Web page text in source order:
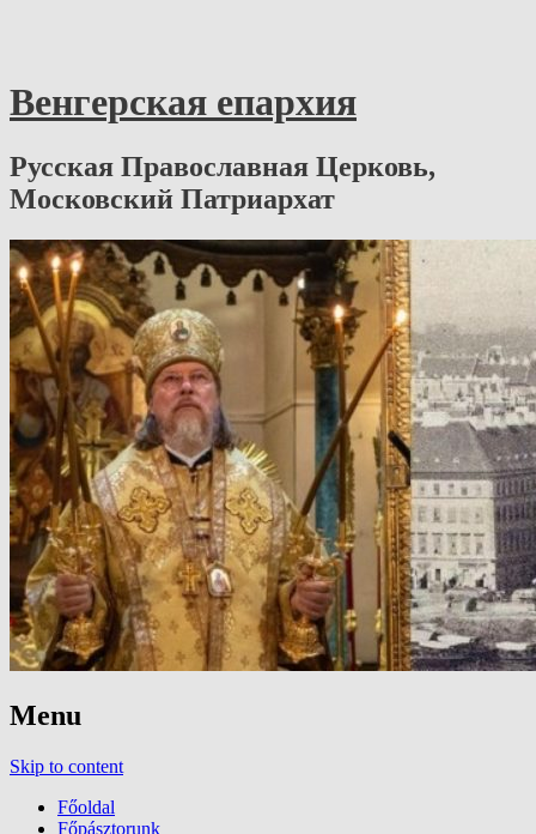
Венгерская епархия
Русская Православная Церковь,
Московский Патриархат
Menu
Skip to content
Főoldal
Főpásztorunk